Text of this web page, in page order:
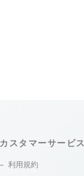
カスタマーサービス
利用規約